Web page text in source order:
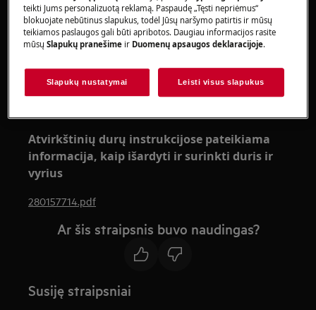
asmenims.
Visada naudokite apsaugines pirštines ir uždarą
avalynę.
Atkreipkite dėmesį, kad netinkamas remontas ar
neprofesionalus remontas gali turėti saugos
Atvirkštinių durų instrukcijose pateikiama
informacija, kaip išardyti ir surinkti duris ir
vyrius
280157714.pdf
Ar šis straipsnis buvo naudingas?
Susiję straipsniai
teikti Jums personalizuotą reklamą. Paspaudę „Tęsti nepriėmus“
blokuojate nebūtinus slapukus, todėl Jūsų naršymo patirtis ir mūsų
teikiamos paslaugos gali būti apribotos. Daugiau informacijos rasite
mūsųSlapukų pranešime ir Duomenų apsaugos deklaracijoje.
Slapukų nustatymai Leisti visus slapukus